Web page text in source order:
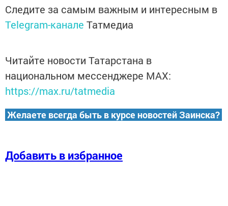
Следите за самым важным и интересным в
Telegram-канале Татмедиа
Читайте новости Татарстана в
национальном мессенджере MАХ:
https://max.ru/tatmedia
Желаете всегда быть в курсе новостей Заинска?
Добавить в избранное